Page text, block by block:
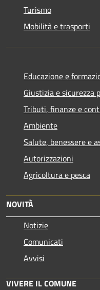
Turismo
Mobilità e trasporti
Educazione e
Giustizia e sicurezza
Tributi, finanze e
Ambiente
Salute, benessere e
Autorizzazioni
Agricoltura e pesca
NOVITÀ
Notizie
Comunicati
Avvisi
VIVERE IL COMUNE